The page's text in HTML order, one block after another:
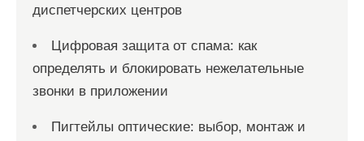
диспетчерских центров
Цифровая защита от спама: как
определять и блокировать нежелательные
звонки в приложении
Пигтейлы оптические: выбор, монтаж и